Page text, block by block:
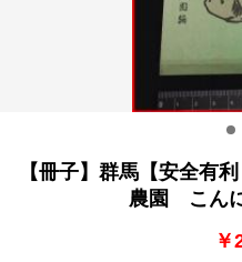
【冊子】群馬【安全有
農園 こん
￥